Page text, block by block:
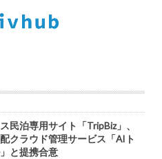
民泊専用サイト「TripBiz」、
クラウド管理サービス「AIト
と提携合意